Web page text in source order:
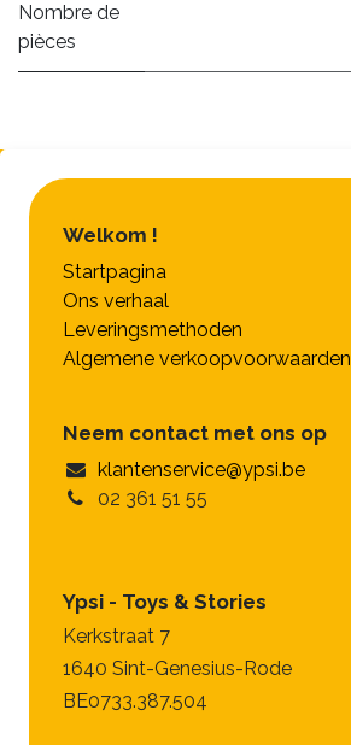
Nombre de
pièces
Welkom !
Startpagina
Ons verhaal
Leveringsmethoden
Algemene verkoopvoorwaarden
Neem contact met ons op
klantenservice@ypsi.be
02 361 51 55
Ypsi - Toys & Stories
Kerkstraat 7
1640 Sint-Genesius-Rode
BE0733.387.504